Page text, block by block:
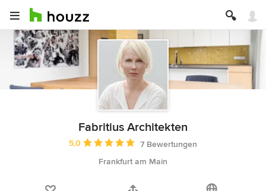
Fabritius Architekten
Durchschnittliche Bewertung: 5 von 5 Sternen
5,0
7 Bewertungen
Frankfurt am Main